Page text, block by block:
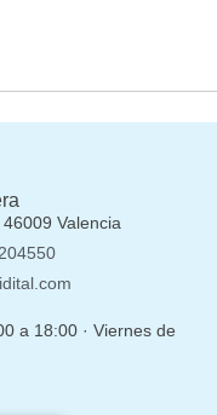
Valencia
a 18:00 · Viernes de